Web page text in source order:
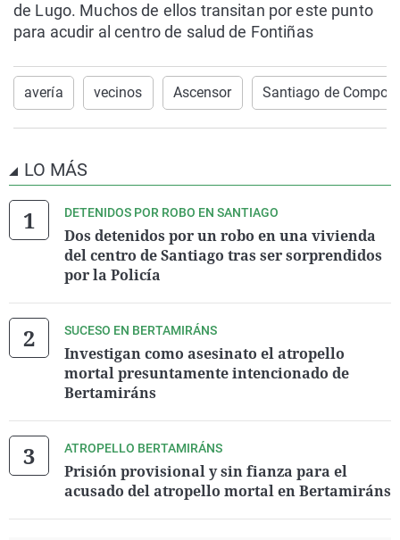
de Lugo. Muchos de ellos transitan por este punto
para acudir al centro de salud de Fontiñas
avería vecinos Ascensor Santiago de
LO MÁS
DETENIDOS POR ROBO EN SANTIAGO
Dos detenidos por un robo en una vivienda
del centro de Santiago tras ser sorprendidos
por la Policía
SUCESO EN BERTAMIRÁNS
Investigan como asesinato el atropello
mortal presuntamente intencionado de
Bertamiráns
ATROPELLO BERTAMIRÁNS
Prisión provisional y sin fianza para el
acusado del atropello mortal en Bertamiráns